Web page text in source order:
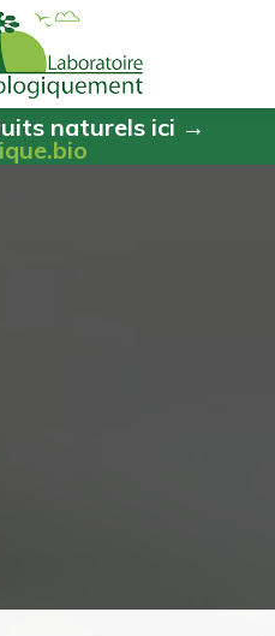
naturels ici →